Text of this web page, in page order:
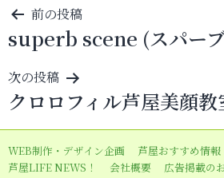
投
稿
ナ
ビ
ゲ
ー
シ
前の投稿
superb scene (スパー
次の投稿
クロロフィル芦屋美顔教
WEB制作・デザイン企画 芦屋おすすめ情報
芦屋LIFE NEWS！
会社概要 広告掲載の